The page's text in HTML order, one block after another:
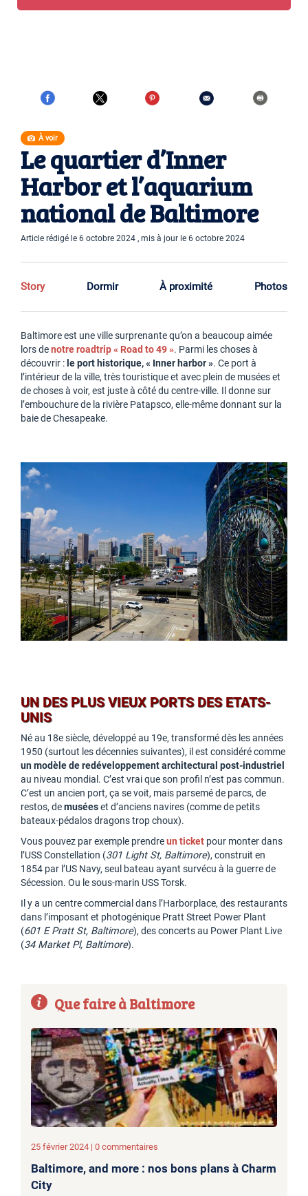
À voir
Le quartier d’Inner
Harbor et l’aquarium
national de Baltimore
Article rédigé le 6 octobre 2024 , mis à jour le 6 octobre 2024
Story Dormir À proximité Photos
Baltimore est une ville surprenante qu’on a beaucoup aimée
lors denotre roadtrip « Road to 49 ». Parmi les choses à
découvrir : le port historique, « Inner harbor ». Ce port à
l’intérieur de la ville, très touristique et avec plein de musées et
de choses à voir, est juste à côté du centre-ville. Il donne sur
l’embouchure de la rivière Patapsco, elle-même donnant sur la
baie de Chesapeake.
UN DES PLUS VIEUX PORTS DES ETATS-
UNIS
Né au 18e siècle, développé au 19e, transformé dès les années
1950 (surtout les décennies suivantes), il est considéré comme
un modèle de redéveloppement architectural post-industriel
au niveau mondial. C’est vrai que son profil n’est pas commun.
C’est un ancien port, ça se voit, mais parsemé de parcs, de
restos, demuséeset d’anciens navires (comme de petits
bateaux-pédalos dragons trop choux).
Vous pouvez par exemple prendreun ticket pour monter dans
l’USS Constellation (301 Light St, Baltimore), construit en
1854 par l’US Navy, seul bateau ayant survécu à la guerre de
Sécession. Ou le sous-marin USS Torsk.
Il y a un centre commercial dans l’Harborplace, des restaurants
dans l’imposant et photogénique Pratt Street Power Plant
(601 E Pratt St, Baltimore), des concerts au Power Plant Live
(34 Market Pl, Baltimore).
Que faire à Baltimore
25 février 2024 | 0 commentaires
Baltimore, and more : nos bons plans à Charm
City